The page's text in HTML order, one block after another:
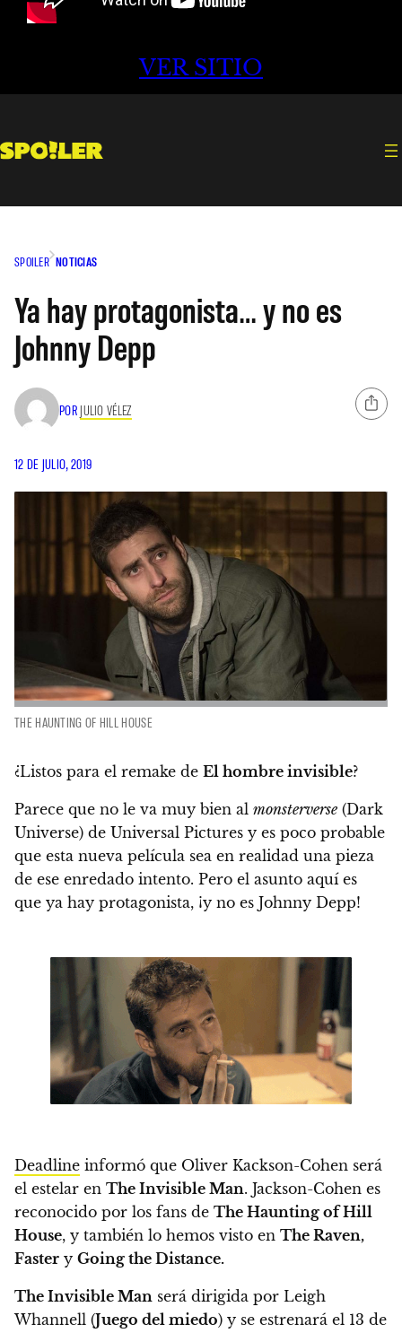
VER SITIO
SPOILER NOTICIAS
Ya hay protagonista… y no es
Johnny Depp
POR JULIO VÉLEZ
12 DE JULIO, 2019
THE HAUNTING OF HILL HOUSE
¿Listos para el remake de El hombre invisible?
Parece que no le va muy bien al monsterverse (Dark
Universe) de Universal Pictures y es poco probable
que esta nueva película sea en realidad una pieza
de ese enredado intento. Pero el asunto aquí es
que ya hay protagonista, ¡y no es Johnny Depp!
Deadline informó que Oliver Kackson-Cohen será
el estelar en The Invisible Man. Jackson-Cohen es
reconocido por los fans de The Haunting of Hill
House, y también lo hemos visto en The Raven,
Faster y Going the Distance.
The Invisible Man será dirigida por Leigh
Whannell (Juego del miedo) y se estrenará el 13 de